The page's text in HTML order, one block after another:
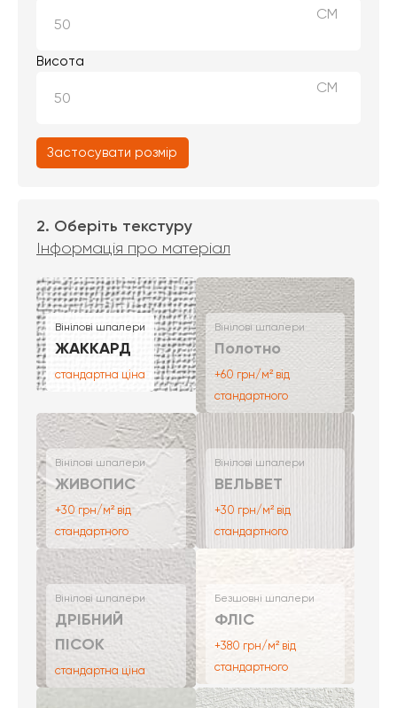
СМ
Висота
СМ
Застосувати розмір
2. Оберіть текстуру
Інформація про матеріал
Вінілові шпалери
ЖАККАРД
стандартна ціна
Вінілові шпалери
Полотно
+60 грн/м² від
стандартного
Вінілові шпалери
ЖИВОПИС
+30 грн/м² від
стандартного
Вінілові шпалери
ВЕЛЬВЕТ
+30 грн/м² від
стандартного
Вінілові шпалери
ДРІБНИЙ
ПІСОК
стандартна ціна
Безшовні шпалери
ФЛІС
+380 грн/м² від
стандартного